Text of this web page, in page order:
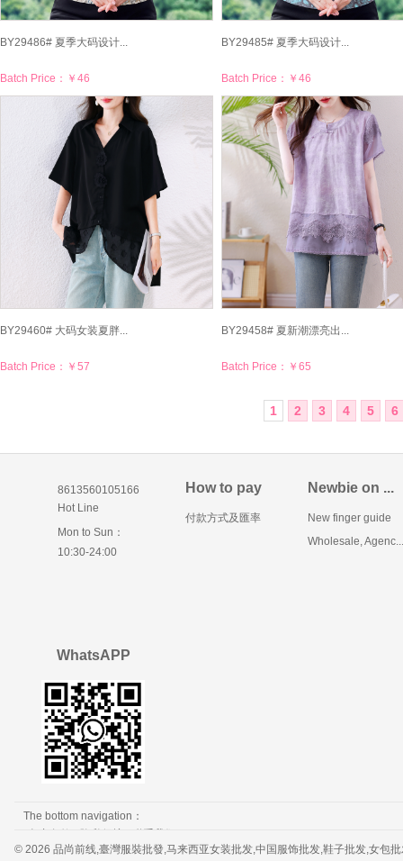
BY29486# 夏季大码设计...
Batch Price： ￥46
BY29485# 夏季大码设计...
Batch Price： ￥46
BY29460# 大码女装夏胖...
Batch Price： ￥57
BY29458# 夏新潮漂亮出...
Batch Price： ￥65
1 2 3 4 5 6
8613560105166
Hot Line
Mon to Sun：
10:30-24:00
How to pay
付款方式及匯率
Newbie on ...
New finger guide
Wholesale, Agenc...
WhatsAPP
The bottom navigation：
© 2026 品尚前线,臺灣服裝批發,马来西亚女装批发,中国服饰批发,鞋子批发,女